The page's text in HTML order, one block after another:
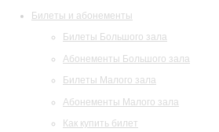
Билеты и абонементы
Билеты Большого зала
Абонементы Большого зала
Билеты Малого зала
Абонементы Малого зала
Как купить билет